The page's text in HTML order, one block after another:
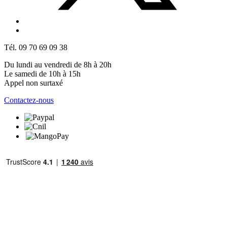
Tél. 09 70 69 09 38
Du lundi au vendredi de 8h à 20h
Le samedi de 10h à 15h
Appel non surtaxé
Contactez-nous